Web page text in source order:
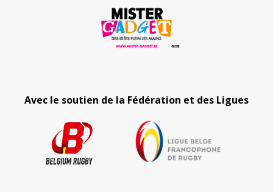
Avec le soutien de la Fédération et des Ligues